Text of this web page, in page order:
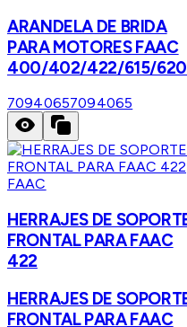
ARANDELA DE BRIDA
PARA MOTORES FAAC
400/402/422/615/
70940657094065
FAAC
HERRAJES DE
FRONTAL PARA FAAC
422
HERRAJES DE
FRONTAL PARA FAAC